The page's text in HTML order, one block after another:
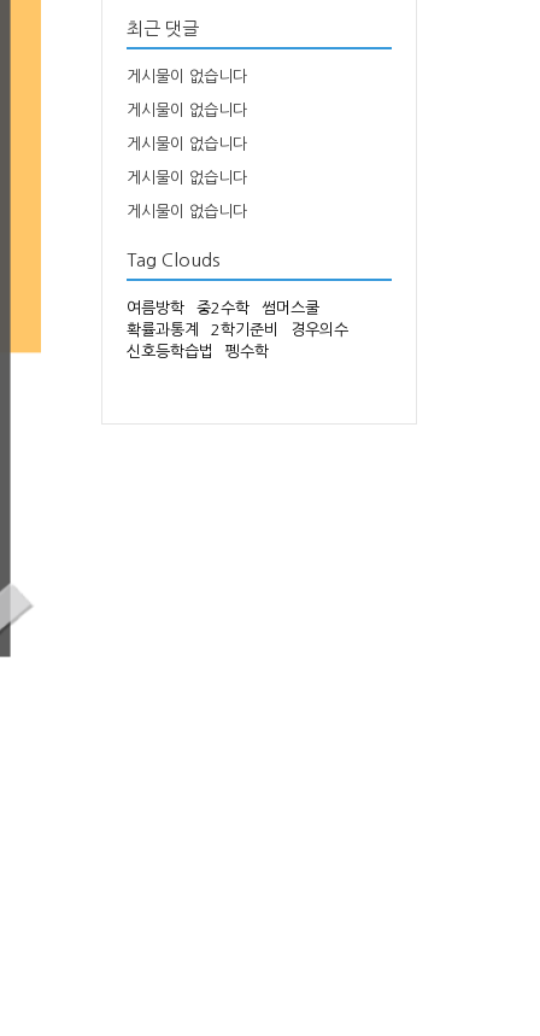
최근 댓글
게시물이 없습니다
게시물이 없습니다
게시물이 없습니다
게시물이 없습니다
게시물이 없습니다
Tag Clouds
여름방학 중2수학
썸머스쿨
확률과통계
2학기준비
경우의수
신호등학습법
펭수학